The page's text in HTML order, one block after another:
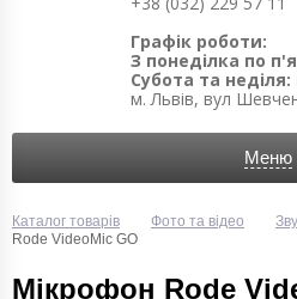
Графік роботи:
З понеділка по
Субота та неділя:
м. Львів, вул
Меню
Каталог товарів Фото та відео
Rode VideoMic GO
Мікрофон Rode